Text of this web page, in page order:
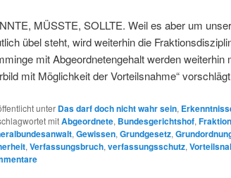
MÜSSTE, SOLLTE. Weil es aber um
übel steht, wird weiterhin die
mit Abgeordnetengehalt werden
mit Möglichkeit der Vorteilsnahme“
unter Das darf doch nicht wahr sein,
mitAbgeordnete, Bundesgerichtshof,
, Gewissen, Grundgesetz,
, Verfassungsbruch, verfassungsschutz,